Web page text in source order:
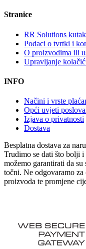
Stranice
RR Solutions
Podaci o tvrtki i
O proizvodima ili
Upravljanje
INFO
Načini i vrste
Opći uvjeti
Izjava o privatnosti
Dostava
Besplatna dostava za
Trudimo se dati što bolji
možemo garantirati da
točni. Ne odgovaramo za
proizvoda te promjene